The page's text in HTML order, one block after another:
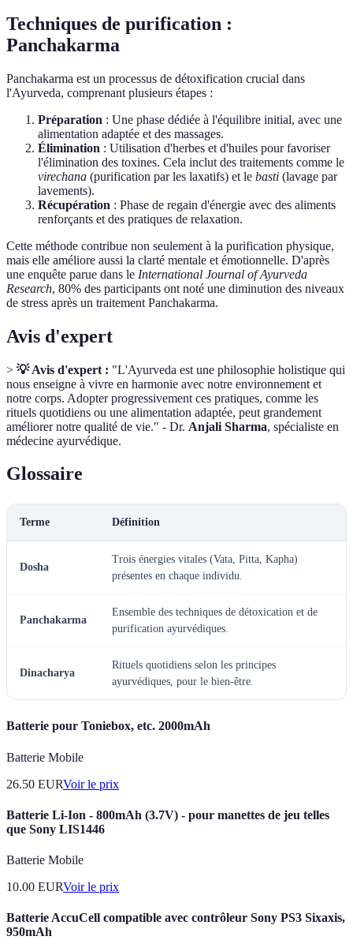
Techniques de purification :
Panchakarma
Panchakarma est un processus de détoxification crucial dans
l'Ayurveda, comprenant plusieurs étapes :
Préparation : Une phase dédiée à l'équilibre initial, avec une
alimentation adaptée et des massages.
Élimination : Utilisation d'herbes et d'huiles pour favoriser
l'élimination des toxines. Cela inclut des traitements comme le
virechana (purification par les laxatifs) et le basti (lavage par
lavements).
Récupération : Phase de regain d'énergie avec des aliments
renforçants et des pratiques de relaxation.
Cette méthode contribue non seulement à la purification physique,
mais elle améliore aussi la clarté mentale et émotionnelle. D'après
une enquête parue dans le International Journal of Ayurveda
Research, 80% des participants ont noté une diminution des niveaux
de stress après un traitement Panchakarma.
Avis d'expert
> 💡 Avis d'expert : "L'Ayurveda est une philosophie holistique qui
nous enseigne à vivre en harmonie avec notre environnement et
notre corps. Adopter progressivement ces pratiques, comme les
rituels quotidiens ou une alimentation adaptée, peut grandement
améliorer notre qualité de vie." - Dr. Anjali Sharma, spécialiste en
médecine ayurvédique.
Glossaire
Terme Définition
Dosha
Trois énergies vitales (Vata, Pitta, Kapha)
présentes en chaque individu.
Panchakarma
Ensemble des techniques de détoxication et de
purification ayurvédiques.
Dinacharya
Rituels quotidiens selon les principes
ayurvédiques, pour le bien-être.
Batterie pour Toniebox, etc. 2000mAh
Batterie Mobile
26.50 EURVoir le prix
Batterie Li-Ion - 800mAh (3.7V) - pour manettes de jeu telles
que Sony LIS1446
Batterie Mobile
10.00 EURVoir le prix
Batterie AccuCell compatible avec contrôleur Sony PS3 Sixaxis,
950mAh